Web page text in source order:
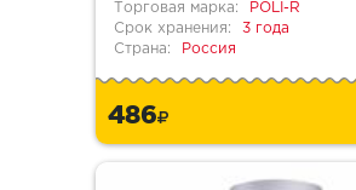
Торговая марка:
POLI-R
Срок хранения:
3 года
Страна:
Россия
486